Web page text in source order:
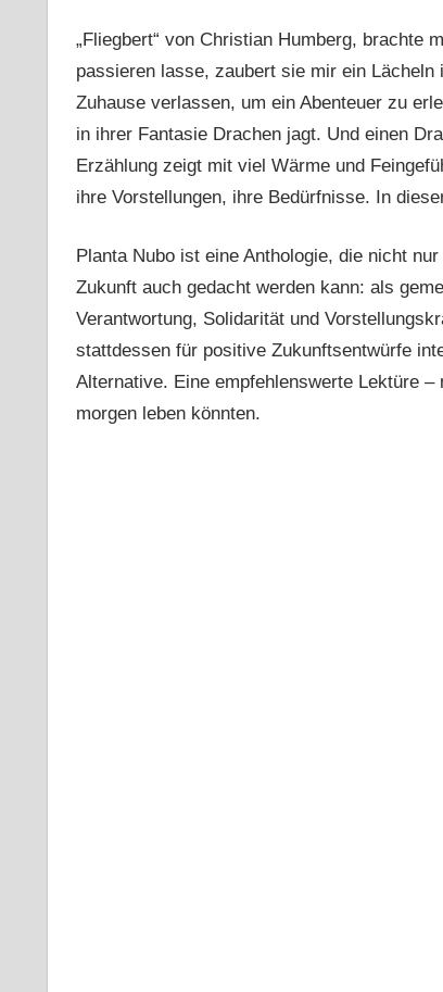
„Fliegbert“ von Christian Humberg, brachte
passieren lasse, zaubert sie mir ein
Zuhause verlassen, um ein Abenteuer zu
in ihrer Fantasie Drachen jagt. Und einen
Erzählung zeigt mit viel Wärme und
ihre Vorstellungen, ihre Bedürfnisse. In
Planta Nubo ist eine Anthologie, die nicht
Zukunft auch gedacht werden kann: als
Verantwortung, Solidarität und
stattdessen für positive Zukunftsentwürfe
Alternative. Eine empfehlenswerte Lektüre
morgen leben könnten.